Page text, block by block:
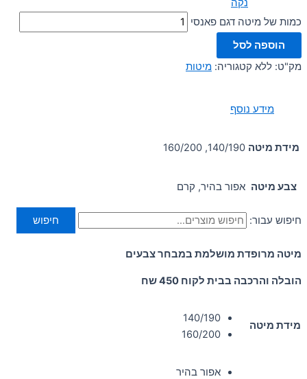
נקה
כמות של מיטה דגם פאנסי
הוספה לסל
מק"ט: ללא קטגוריה: מיטות
מידע נוסף
מידת מיטה 140/190, 160/200
צבע מיטה אפור בהיר, קרם
חיפוש עבור: חיפוש
מיטה מרופדת מושלמת במבחר צבעים
הובלה והרכבה בבית לקוח 450 שח
מידת מיטה
140/190
160/200
אפור בהיר